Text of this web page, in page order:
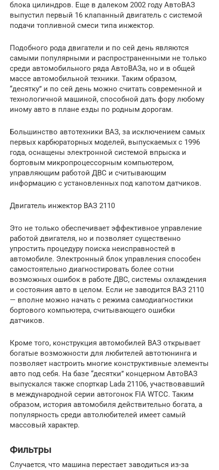
блока цилиндров. Еще в далеком 2002 году АвтоВАЗ
выпустил первый 16 клапанный двигатель с системой
подачи топливной смеси типа инжектор.
Подобного рода двигатели и по сей день являются
самыми популярными и распространенными не только
среди автомобильного ряда АвтоВАЗа, но и в общей
массе автомобильной техники. Таким образом,
“десятку” и по сей день можно считать современной и
технологичной машиной, способной дать фору любому
иному авто в плане езды по родным дорогам.
Большинство автотехники ВАЗ, за исключением самых
первых карбюраторных моделей, выпускаемых с 1996
года, оснащены электронной системой впрыска и
бортовым микропроцессорным компьютером,
управляющим работой ДВС и считывающим
информацию с установленных под капотом датчиков.
Двигатель инжектор ВАЗ 2110
Это не только обеспечивает эффективное управление
работой двигателя, но и позволяет существенно
упростить процедуру поиска неисправностей в
автомобиле. Электронный блок управления способен
самостоятельно диагностировать более сотни
возможных ошибок в работе ДВС, системы охлаждения
и состояния авто в целом. Если не заводится ВАЗ 2110
— вполне можно начать с режима самодиагностики
бортового компьютера, считывающего ошибки
датчиков.
Кроме того, конструкция автомобилей ВАЗ открывает
богатые возможности для любителей автотюнинга и
позволяет настроить многие конструктивные элементы
авто под себя. На базе “десятки” концерном АвтоВАЗ
выпускался также спорткар Lada 21106, участвовавший
в международной серии автогонок FIA WTCC. Таким
образом, история автомобиля действительно богата, а
популярность среди автолюбителей имеет самый
массовый характер.
Фильтры
Случается, что машина перестает заводиться из-за